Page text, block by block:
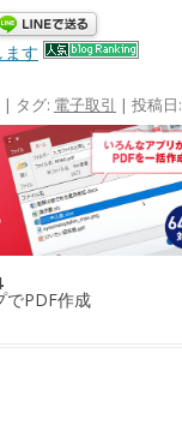
す
| タグ: 電子取引 | 投稿日:
でPDF作成